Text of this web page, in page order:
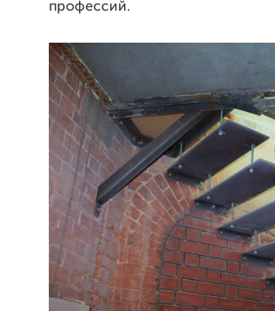
профессий.